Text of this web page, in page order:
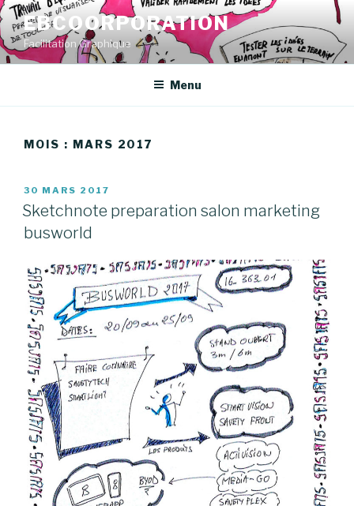
Aller
au
contenu
principal
EBCOORPORATION
Facilitation Graphique
Menu
MOIS : MARS 2017
PUBLIÉ
LE
30 MARS 2017
Sketchnote preparation salon marketing
busworld